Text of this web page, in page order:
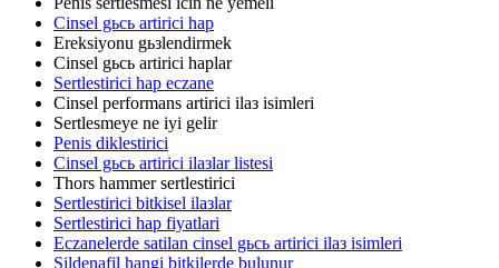
Cinsel gьcь artirici hap
Ereksiyonu gьзlendirmek
Cinsel gьcь artirici haplar
Sertlestirici hap eczane
Cinsel performans artirici ilaз isimleri
Sertlesmeye ne iyi gelir
Penis diklestirici
Cinsel gьcь artirici ilaзlar listesi
Thors hammer sertlestirici
Sertlestirici bitkisel ilaзlar
Sertlestirici hap fiyatlari
Eczanelerde satilan cinsel gьcь artirici ilaз isimleri
Sildenafil hangi bitkilerde bulunur